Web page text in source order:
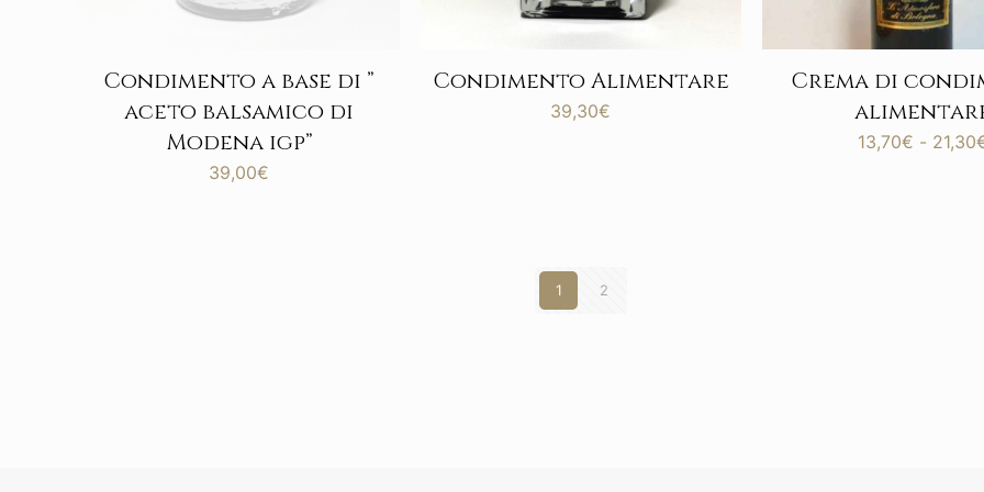
Condimento a base di ”
aceto balsamico di
Modena igp”
39,00€
Condimento Alimentare
39,30€
Crema di
13,70€ - 21,30
1 2